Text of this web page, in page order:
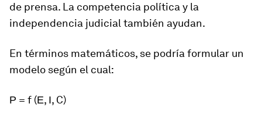
de prensa. La competencia política y la
independencia judicial también ayudan.
En términos matemáticos, se podría formular un
modelo según el cual:
Ρ = f (Ε, Ι, C)